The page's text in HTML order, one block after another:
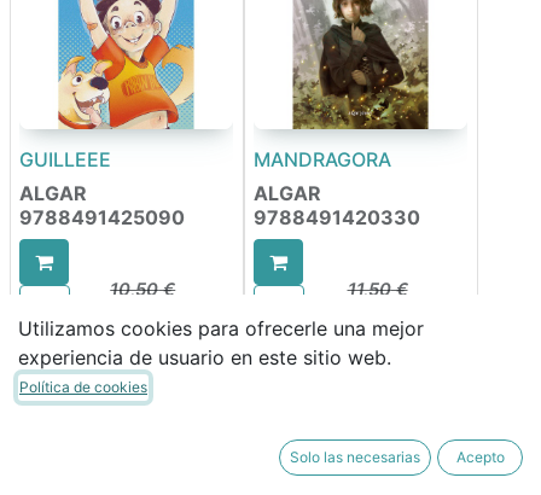
GUILLEEE
ALGAR
9788491425090
10,50€
MANDRAGORA
ALGAR
9788491420330
11,50€
Utilizamos cookies para ofrecerle una mejor
experiencia de usuario en este sitio web.
Política de cookies
Solo las necesarias Acepto